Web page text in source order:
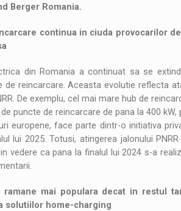
Berger Romania.
continua in ciuda provocarilor
din Romania a continuat sa se
de reincarcare. Aceasta evolutie reflecta
De exemplu, cel mai mare hub de
puncte de reincarcare de pana la 400
europene, face parte dintr-o initiativa
lui 2025. Totusi, atingerea jalonului
vedere ca pana la finalul lui 2024 s-a
ramane mai populara decat in restul
solutiilor home-charging